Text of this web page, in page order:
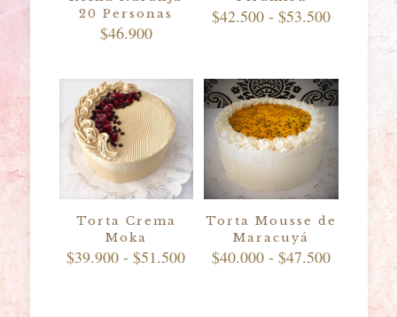
20 Personas
$46.900
$42.500 - $53.500Rango
$42.500
hasta
Torta Crema
Moka
$39.900 - $51.500Rango
Torta Mousse de
Maracuyá
$40.000 - $47.500Rango
precios: